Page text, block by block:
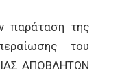
παράταση της
του
ΑΠΟΒΛΗΤΩΝ